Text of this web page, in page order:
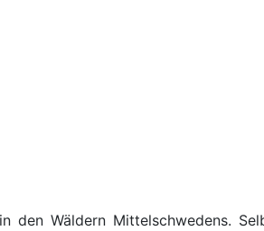
Wäldern Mittelschwedens.